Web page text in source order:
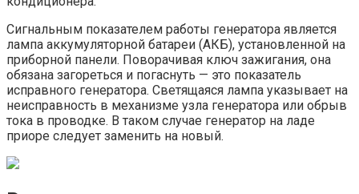
Сигнальным показателем работы генератора является
лампа аккумуляторной батареи (АКБ), установленной на
приборной панели. Поворачивая ключ зажигания, она
обязана загореться и погаснуть — это показатель
исправного генератора. Светящаяся лампа указывает на
неисправность в механизме узла генератора или обрыв
тока в проводке. В таком случае генератор на ладе
приоре следует заменить на новый.